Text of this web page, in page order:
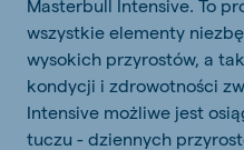
Masterbull Intensive. To
wszystkie elementy
wysokich przyrostów, a
kondycji i zdrowotności
Intensive możliwe jest
tuczu - dziennych